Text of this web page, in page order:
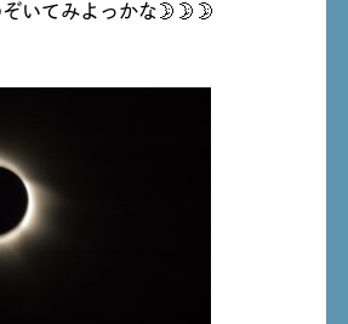
いてみよっかな🌛🌛🌛